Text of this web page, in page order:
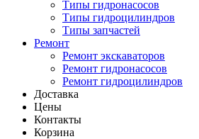
Типы гидронасосов
Типы гидроцилиндров
Типы запчастей
Ремонт
Ремонт экскаваторов
Ремонт гидронасосов
Ремонт гидроцилиндров
Доставка
Цены
Контакты
Корзина